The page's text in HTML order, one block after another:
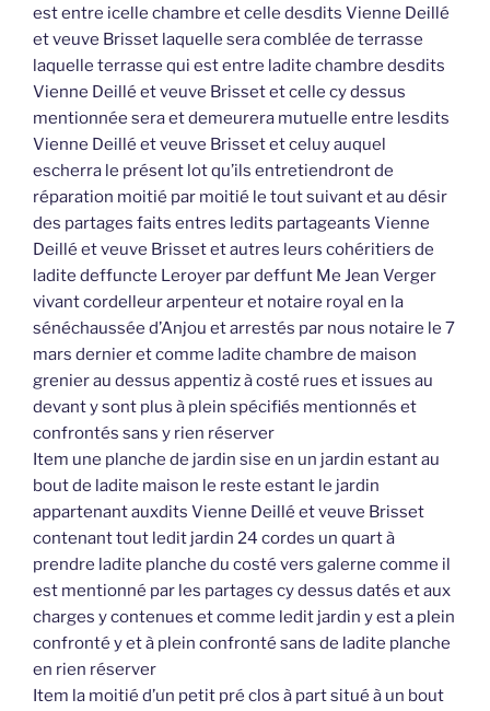
est entre icelle chambre et celle desdits Vienne Deillé
et veuve Brisset laquelle sera comblée de terrasse
laquelle terrasse qui est entre ladite chambre desdits
Vienne Deillé et veuve Brisset et celle cy dessus
mentionnée sera et demeurera mutuelle entre lesdits
Vienne Deillé et veuve Brisset et celuy auquel
escherra le présent lot qu’ils entretiendront de
réparation moitié par moitié le tout suivant et au désir
des partages faits entres ledits partageants Vienne
Deillé et veuve Brisset et autres leurs cohéritiers de
ladite deffuncte Leroyer par deffunt Me Jean Verger
vivant cordelleur arpenteur et notaire royal en la
sénéchaussée d’Anjou et arrestés par nous notaire le 7
mars dernier et comme ladite chambre de maison
grenier au dessus appentiz à costé rues et issues au
devant y sont plus à plein spécifiés mentionnés et
confrontés sans y rien réserver
Item une planche de jardin sise en un jardin estant au
bout de ladite maison le reste estant le jardin
appartenant auxdits Vienne Deillé et veuve Brisset
contenant tout ledit jardin 24 cordes un quart à
prendre ladite planche du costé vers galerne comme il
est mentionné par les partages cy dessus datés et aux
charges y contenues et comme ledit jardin y est a plein
confronté y et à plein confronté sans de ladite planche
en rien réserver
Item la moitié d’un petit pré clos à part situé à un bout